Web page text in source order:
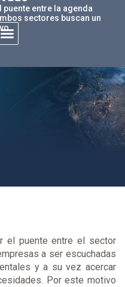
entre la agenda
sectores buscan un
el puente entre el sector
a ser escuchadas
y a su vez acercar
Por este motivo